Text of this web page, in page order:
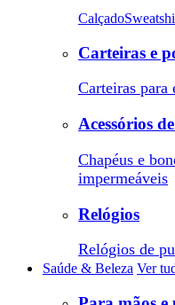
Calçado
Carteiras e
Carteiras para
Acessórios
Chapéus e
impermeáveis
Relógios
Relógios de
Saúde & Beleza Ver